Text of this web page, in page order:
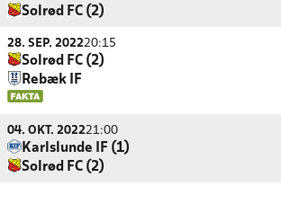
Solrød FC (2)
28. SEP. 202220:15
Solrød FC (2)
Rebæk IF
04. OKT. 202221:00
Karlslunde IF (1)
Solrød FC (2)